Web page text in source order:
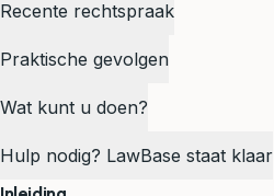
Recente rechtspraak
Praktische gevolgen
Wat kunt u doen?
Hulp nodig? LawBase staat klaar